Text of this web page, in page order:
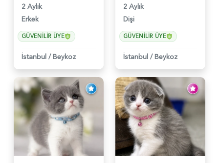
2 Aylık
Erkek
GÜVENILIR ÜYE
İstanbul / Beykoz
2 Aylık
Dişi
GÜVENILIR ÜYE
İstanbul / Beykoz